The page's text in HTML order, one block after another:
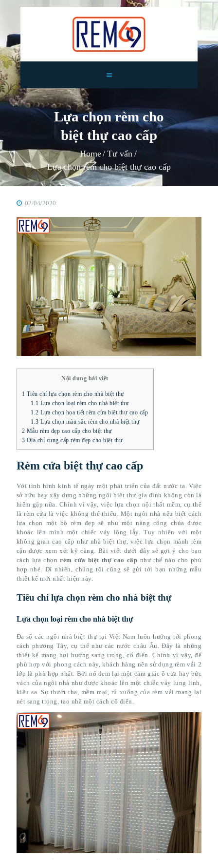
Lựa chọn rèm cho
biệt thự cao cấp
Home
Tư vấn
Lựa chọn rèm cho biệt thự cao cấp
TRANG CHỦ
GIỚI THIỆU
RÈM CỬA
TIN TỨC
TƯ VẤN
CÔNG TRÌNH
LIÊN HỆ
02/04/2020
Nội dung bài viết
1 Tiêu chí lựa chọn rèm cho nhà biệt thự
1.1 Lựa chọn loại rèm cho nhà biệt thự
1.2 Lựa chọn họa tiết rèm cửa biệt thự cao cấp
1.3 Lựa chọn màu sắc rèm cho nhà biệt thự
2 Mẫu rèm đẹp cao cấp cho biệt thự
3 Địa chỉ cung cấp rèm đẹp cho biệt thự
Rèm cửa biệt thự cao cấp
Với tình hình kinh tế ngày một phát triển của đất nước ta. Việc
sở hữu hay xây dựng những ngôi biệt thự gia đình không còn là
hiếm gặp nữa. Chính vì vậy, việc lựa chọn nội thất mềm, cụ thể
là rèm cửa là việc không thể thiếu. Một ngôi nhà nếu biết cách
lựa chọn một bộ rèm đẹp sẽ như một nàng công chúa được
khoác lên mình một chiếc váy lộng lẫy. Tuy nhiên với một
không gian cao cấp như nhà biệt thự, việc lựa chọn mành rèm
cận được xem xét kỹ càng. Bài viết dưới đây sẽ gợi ý cho bạn
cách lựa chọnrèm cửa biệt thự cao cấp như thế nào cho phù
hợp nhé. Dĩ nhiên, chúng tôi cũng sẽ gửi tới bạn những mẫu
thiết kế mới nhất hiện này.
Tiêu chí lựa chọn rèm cho nhà biệt thự
Lựa chọn loại rèm cho nhà biệt thự
Đa số các ngôi nhà biệt thự tại Việt Nam luôn hướng tới phong
cách phương Tây, cụ thể như các nước châu Âu. Đây là những
thiết kế mang hơi hướng sang trọng, cổ điển. Chính vì vậy, để
phù hợp với phong cách này, khách hàng nên sử dụng rèm vải 2
lớp là phù hợp nhất. Bởi nó đem lại một cảm giác ô cửa hay bức
vách của ngôi nhà như được khoác lên một chiếc váy lung linh,
kiêu sa. Sự thướt tha, mềm mại, rủ xuống của rèm vải mang lại
nét sang trọng, tao nhã một cách cổ điển.